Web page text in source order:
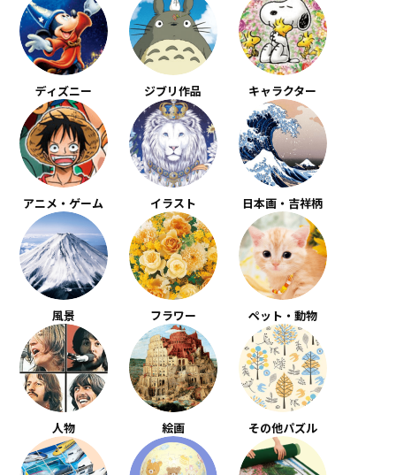
ディズニー ジブリ作品 キャラクター
アニメ・ゲーム イラスト 日本画・吉祥柄
風景 フラワー ペット・動物
人物 絵画 その他パズル